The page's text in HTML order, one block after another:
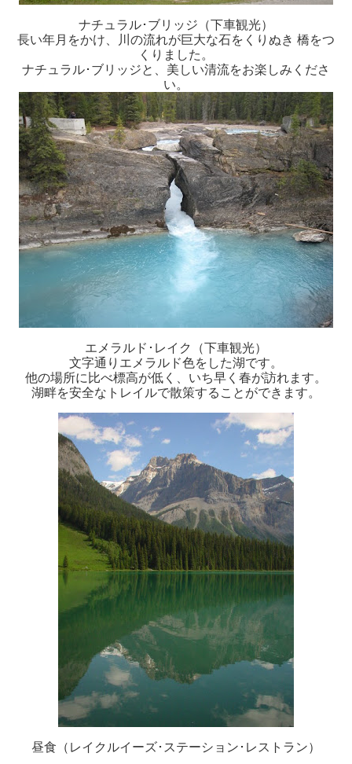
ナチュラル･ブリッジ（下車観光）
長い年月をかけ、川の流れが巨大な石をくりぬき 橋をつ
くりました。
ナチュラル･ブリッジと、美しい清流をお楽しみくださ
い。
エメラルド･レイク（下車観光）
文字通りエメラルド色をした湖です。
他の場所に比べ標高が低く、いち早く春が訪れます。
湖畔を安全なトレイルで散策することができます。
昼食（レイクルイーズ･ステーション･レストラン）